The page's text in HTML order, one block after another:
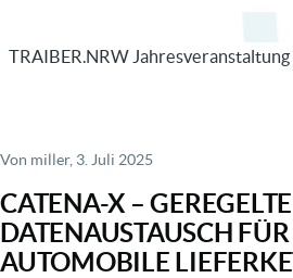
TRAIBER.NRW Jahresveranstaltung
Von miller, 3. Juli 2025
CATENA-X –
DATENAUSTAUSCH
AUTOMOBILE